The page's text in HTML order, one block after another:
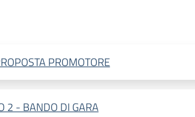
PROMOTORE
2 - BANDO DI GARA